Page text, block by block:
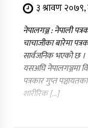
३ श्रावण
नेपालगञ्ज : नेपाली
चाचाजीका बारेमा
सार्वजनिक भएको छ ।
यसअघि नेपालगञ्जमा
पत्रकार गुप्त
शारीरिक […]